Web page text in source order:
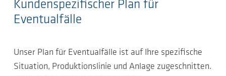
Kundenspezifischer Plan für
Eventualfälle
Unser Plan für Eventualfälle ist auf Ihre spezifische
Situation, Produktionslinie und Anlage zugeschnitten.